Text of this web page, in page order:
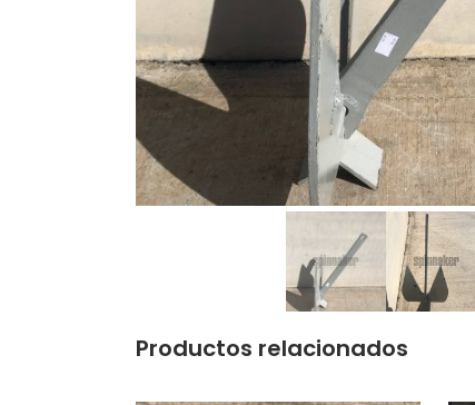
Productos relacionados